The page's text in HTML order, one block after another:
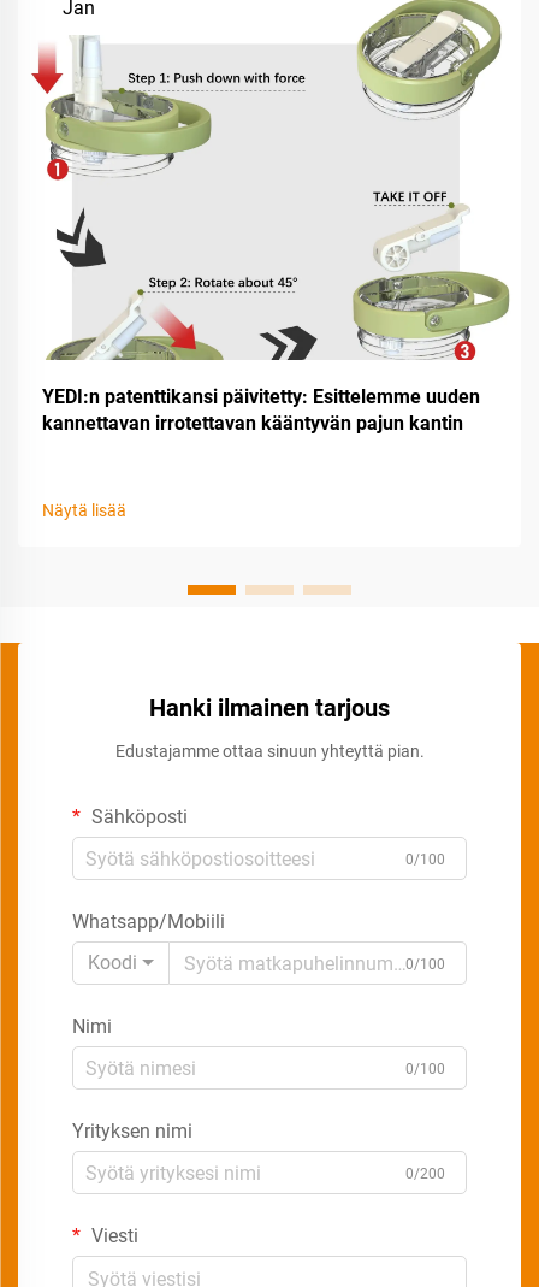
Jan
YEDI:n patenttikansi päivitetty: Esittelemme uuden
kannettavan irrotettavan kääntyvän pajun kantin
Näytä lisää
Hanki ilmainen tarjous
Edustajamme ottaa sinuun yhteyttä pian.
Sähköposti
0/100
Whatsapp/Mobiili
Koodi
0/100
Nimi
0/100
Yrityksen nimi
0/200
Viesti